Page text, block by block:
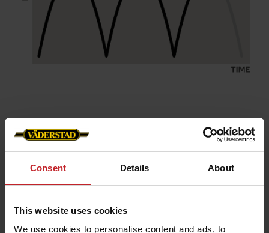
Consent Details About
This website uses cookies
We use cookies to personalise content and ads, to
OffSet Dosierwalze
Nicht-Offset Dosierwalze